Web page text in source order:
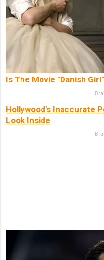
Is The Movie "Danish
Hollywood's Inaccurate
Look Inside